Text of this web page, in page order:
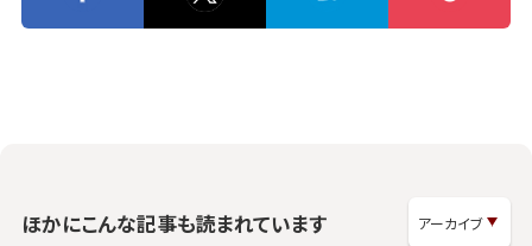
ほかにこんな記事も読まれています